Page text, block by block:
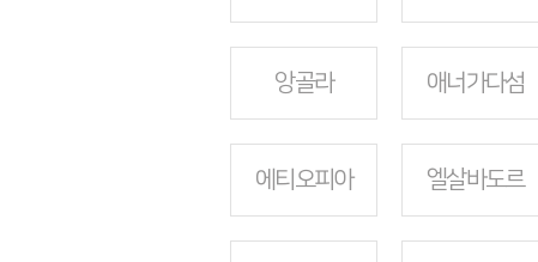
앙골라 애너가다섬
에티오피아 엘살바도르